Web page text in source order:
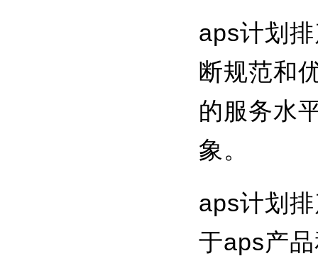
aps计划
断规范和
的服务水
象。
aps计划
于aps产